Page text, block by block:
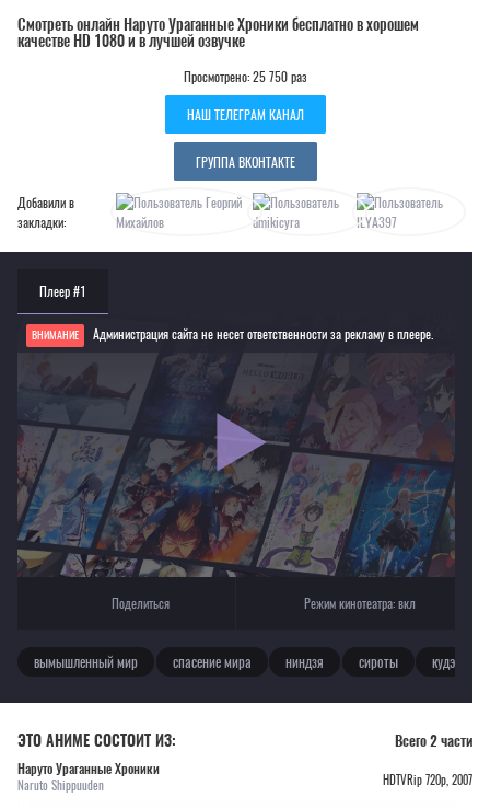
Смотреть онлайн Наруто Ураганные Хроники бесплатно в хорошем
качестве HD 1080 и в лучшей озвучке
Просмотрено: 25 750 раз
НАШ ТЕЛЕГРАМ КАНАЛ
ГРУППА ВКОНТАКТЕ
Добавили в
закладки:
Плеер #1
ВНИМАНИЕ Администрация сайта не несет ответственности за рекламу в плеере.
Если видео не работает, обновите страницу или выберите другой плеер!
Для просмотра некоторых аниме необходимо установить VPN
Текущее воспроизведение：Наруто Ураганные Хроники
Поделиться Режим кинотеатра:вкл
вымышленный мир спасение мира ниндзя сироты кудэрэ
ЭТО АНИМЕ СОСТОИТ ИЗ:
Всего 2 части
Наруто Ураганные Хроники
Naruto Shippuuden HDTVRip 720p, 2007